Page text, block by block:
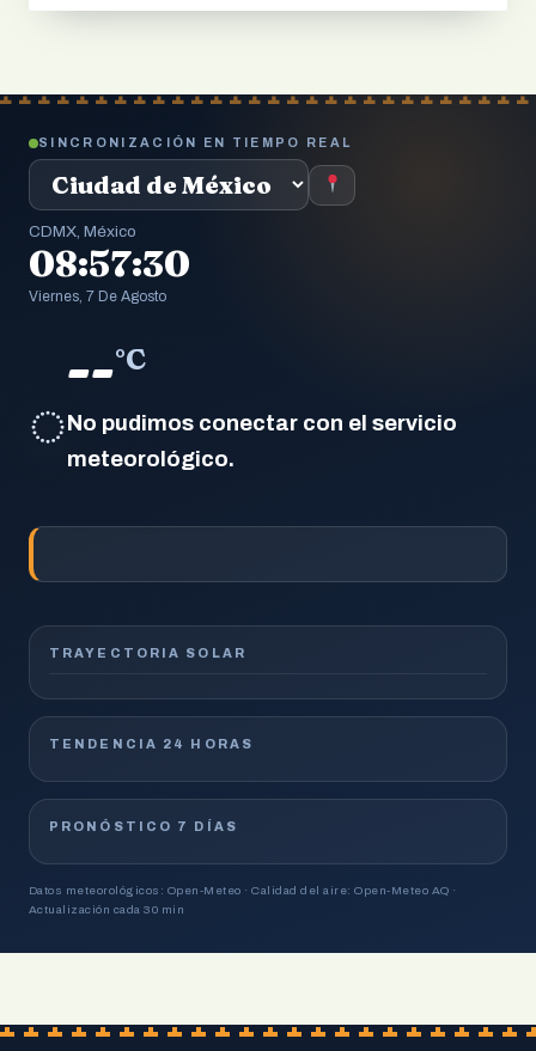
SINCRONIZACIÓN EN TIEMPO REAL
CDMX, México
08:57:31
Viernes, 7 De Agosto
◌
--°C
No pudimos conectar con el servicio
meteorológico.
TRAYECTORIA SOLAR
TENDENCIA 24 HORAS
PRONÓSTICO 7 DÍAS
Datos meteorológicos: Open-Meteo · Calidad del aire: Open-Meteo AQ ·
Actualización cada 30 min